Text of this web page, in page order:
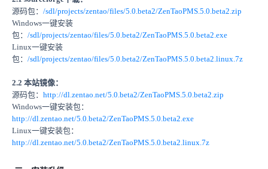
源码包： /sdl/projects/zentao/files/5.0.beta2/ZenTaoPMS.5.0.beta2.zip
Windows一键安装
包： /sdl/projects/zentao/files/5.0.beta2/ZenTaoPMS.5.0.beta2.exe
Linux一键安装
包： /sdl/projects/zentao/files/5.0.beta2/ZenTaoPMS.5.0.beta2.linux.7z
2.2 本站镜像：
源码包： http://dl.zentao.net/5.0.beta2/ZenTaoPMS.5.0.beta2.zip
Windows一键安装包：
http://dl.zentao.net/5.0.beta2/ZenTaoPMS.5.0.beta2.exe
Linux一键安装包：
http://dl.zentao.net/5.0.beta2/ZenTaoPMS.5.0.beta2.linux.7z